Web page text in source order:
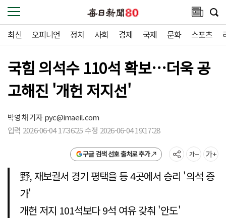
최신 오피니언 정치 사회 경제 국제 문화 스포츠
국힘 의석수 110석 확보…더욱 공
고해진 '개헌 저지선'
박영채 기자pyc@imaeil.com
입력 2026-06-04 17:36:25 수정 2026-06-04 19:17:28
구글 검색 선호 출처로 추가
野, 재보궐서 경기 평택을 등 4곳에서 승리 '의석 증
가'
개헌 저지 101석보다 9석 여유 갖춰 '안도'